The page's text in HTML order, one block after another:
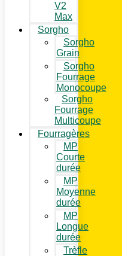
V2
Max
Sorgho
Sorgho
Grain
Sorgho
Fourrage
Monocoupe
Sorgho
Fourrage
Multicoupe
Fourragères
MP
Courte
durée
MP
Moyenne
durée
MP
Longue
durée
Trèfle